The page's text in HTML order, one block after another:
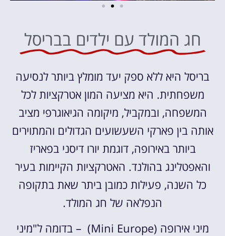
חג המולד עם ילדים בבריסל
בריסל היא ללא ספק יעד מומלץ ביותר לנסיעה
משפחתית. היא מציעה המון אטרקציות לכל
המשפחה, ובמקביל, מיקומה הגיאוגרפי מציב
אותה בין פארקי השעשועים הגדולים והמתוירים
ביותר באירופה, דוגמת יורו דיסני בפאריז
והאפטלינג בהולנד. האטרקציות הקיימות בעיר
כל השנה, פעילות כמובן ביתר שאת בתקופה
הנפלאה של חג המולד.
מיני אירופה (Mini Europe) – בדומה ל"מיני